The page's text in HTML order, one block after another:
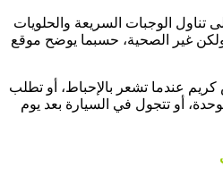
تناول الوجبات السريعة والحلويات
غير الصحية، حسبما يوضح موقع
عندما تشعر بالإحباط، أو تطلب
أو تتجول في السيارة بعد يوم